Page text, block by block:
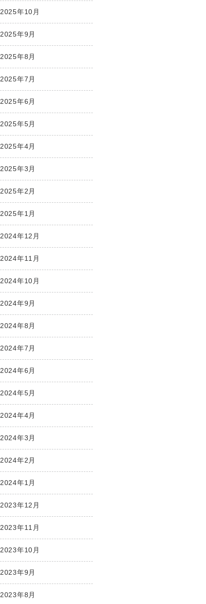
2025年10月
2025年9月
2025年8月
2025年7月
2025年6月
2025年5月
2025年4月
2025年3月
2025年2月
2025年1月
2024年12月
2024年11月
2024年10月
2024年9月
2024年8月
2024年7月
2024年6月
2024年5月
2024年4月
2024年3月
2024年2月
2024年1月
2023年12月
2023年11月
2023年10月
2023年9月
2023年8月